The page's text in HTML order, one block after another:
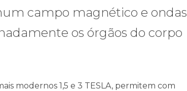
campo magnético e ondas
os órgãos do corpo
modernos 1,5 e 3 TESLA, permitem com